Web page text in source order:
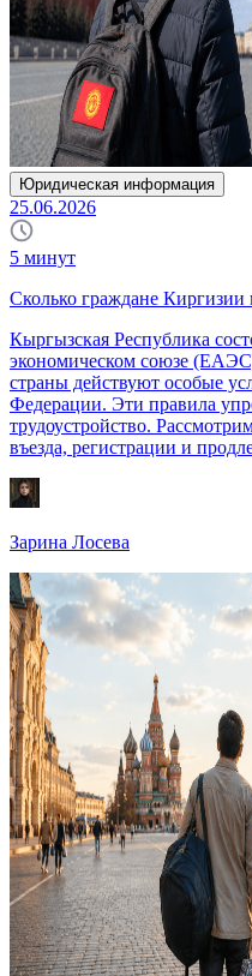
Юридическая информация
25.06.2026
5 минут
Сколько граждане Киргизии
Кыргызская Республика
экономическом союзе
страны действуют особые
Федерации. Эти правила
трудоустройство.
въезда, регистрации и
Зарина Лосева